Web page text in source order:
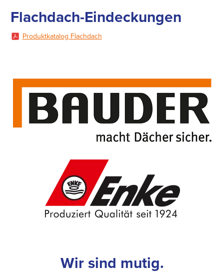
Flachdach-Eindeckungen
Produktkatalog Flachdach
Wir sind mutig.